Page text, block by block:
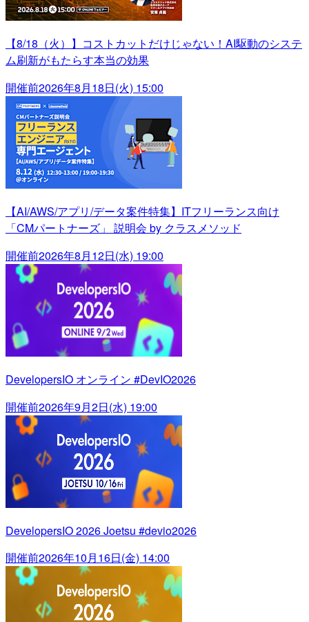
【8/18（火）】コストカットだけじゃない！AI駆動のシステ
ム刷新がもたらす本当の効果
開催前2026年8月18日(火) 15:00
【AI/AWS/アプリ/データ案件特集】ITフリーランス向け
「CMパートナーズ」 説明会 by クラスメソッド
開催前2026年8月12日(水) 19:00
DevelopersIO オンライン #DevIO2026
開催前2026年9月2日(水) 19:00
DevelopersIO 2026 Joetsu #devio2026
開催前2026年10月16日(金) 14:00